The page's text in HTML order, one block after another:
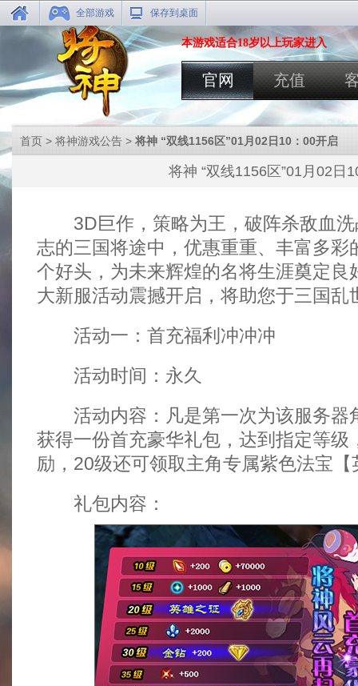
官网 充值
本游戏适合18岁以上玩家进入
首页 > 将神游戏公告 > 将神 “双线1156区”01月02日10：00开启
将神 “双线1156区”01月02日
3D巨作，策略为王，破阵杀敌血洗
志的三国将途中，优惠重重、丰富多彩
个好头，为未来辉煌的名将生涯奠定良
大新服活动震撼开启，将助您于三国乱
活动一：首充福利冲冲冲
活动时间：永久
活动内容：凡是第一次为该服务器
获得一份首充豪华礼包，达到指定等级
励，20级还可领取主角专属紫色法宝【
礼包内容：
全部游戏 保存到桌面